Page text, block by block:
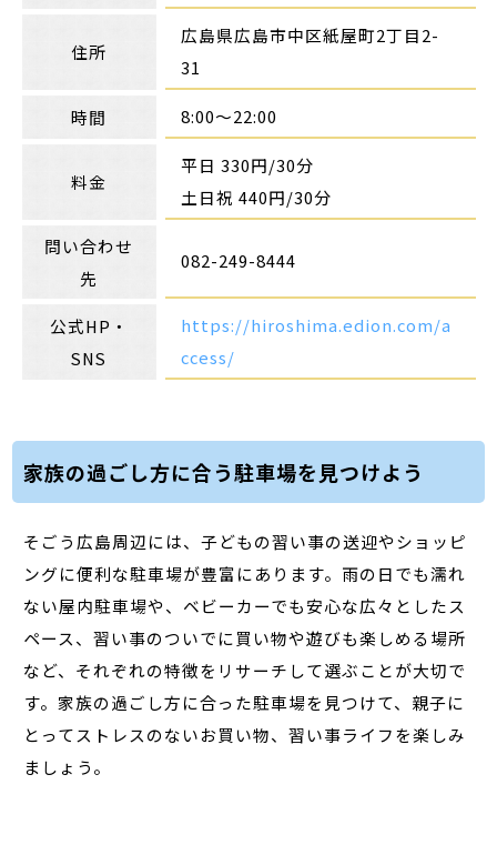
住所
広島県広島市中区紙屋町2丁目2-
31
時間 8:00〜22:00
料金
平日 330円/30分
土日祝 440円/30分
問い合わせ
先
082-249-8444
公式HP・
SNS
https://hiroshima.edion.com/a
ccess/
家族の過ごし方に合う駐車場を見つけよう
そごう広島周辺には、子どもの習い事の送迎やショッピ
ングに便利な駐車場が豊富にあります。雨の日でも濡れ
ない屋内駐車場や、ベビーカーでも安心な広々としたス
ペース、習い事のついでに買い物や遊びも楽しめる場所
など、それぞれの特徴をリサーチして選ぶことが大切で
す。家族の過ごし方に合った駐車場を見つけて、親子に
とってストレスのないお買い物、習い事ライフを楽しみ
ましょう。